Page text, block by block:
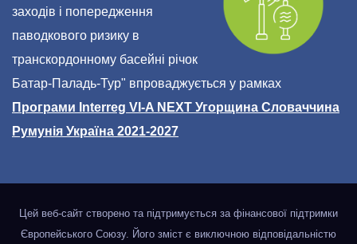
заходів і попередження
паводкового ризику в
транскордонному басейні річок
Батар-Паладь-Тур" впроваджується у рамках
Програми Interreg VI-A NEXT Угорщина Словаччина
Румунія Україна 2021-2027
Цей веб-сайт створено та підтримується за фінансової підтримки
Європейського Союзу. Його зміст є виключною відповідальністю